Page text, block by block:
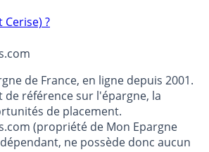
Cerise) ?
de France, en ligne depuis 2001.
de référence sur l'épargne, la
de placement.
(propriété de Mon Epargne
ne possède donc aucun